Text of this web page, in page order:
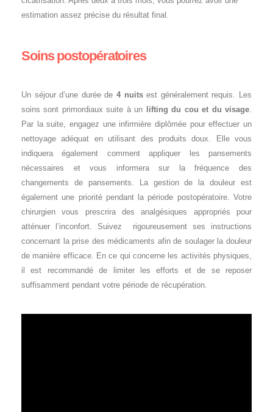
estimation assez précise du résultat final.
Soins postopératoires
Un séjour d’une durée de 4 nuitsest généralement requis. Les
soins sont primordiaux suite à un
lifting du cou et du visage.
Par la suite, engagez une infirmière diplômée pour effectuer un
nettoyage adéquat en utilisant des produits doux. Elle vous
indiquera également comment appliquer les pansements
nécessaires et vous informera sur la fréquence des
changements de pansements. La gestion de la douleur est
également une priorité pendant la période postopératoire. Votre
chirurgien vous prescrira des analgésiques appropriés pour
atténuer l’inconfort. Suivez rigoureusement ses instructions
concernant la prise des médicaments afin de soulager la douleur
de manière efficace. En ce qui concerne les activités physiques,
il est recommandé de limiter les efforts et de se reposer
suffisamment pendant votre période de récupération.